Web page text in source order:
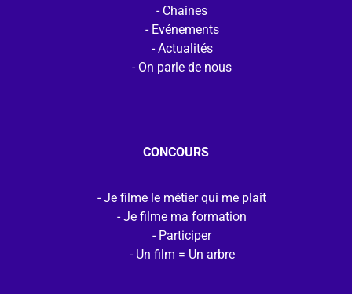
Chaines
Evénements
Actualités
On parle de nous
CONCOURS
Je filme le métier qui me plait
Je filme ma formation
Participer
Un film = Un arbre